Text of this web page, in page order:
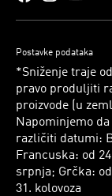
Postavke podataka
*Sniženje traje
pravo produljiti
proizvode (u
Napominjemo
različiti datumi:
Francuska: od
srpnja; Grčka:
31. kolovoza